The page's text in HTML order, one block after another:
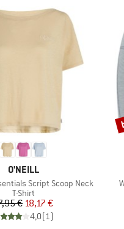
MARKE
O'NEILL
Script Scoop Neck
Produktgruppe
T-Shirt
Preis
€reduzierter Preis
18,17 €
4,0(1)